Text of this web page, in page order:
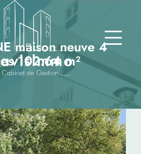
maison neuve 4
102.64 m²